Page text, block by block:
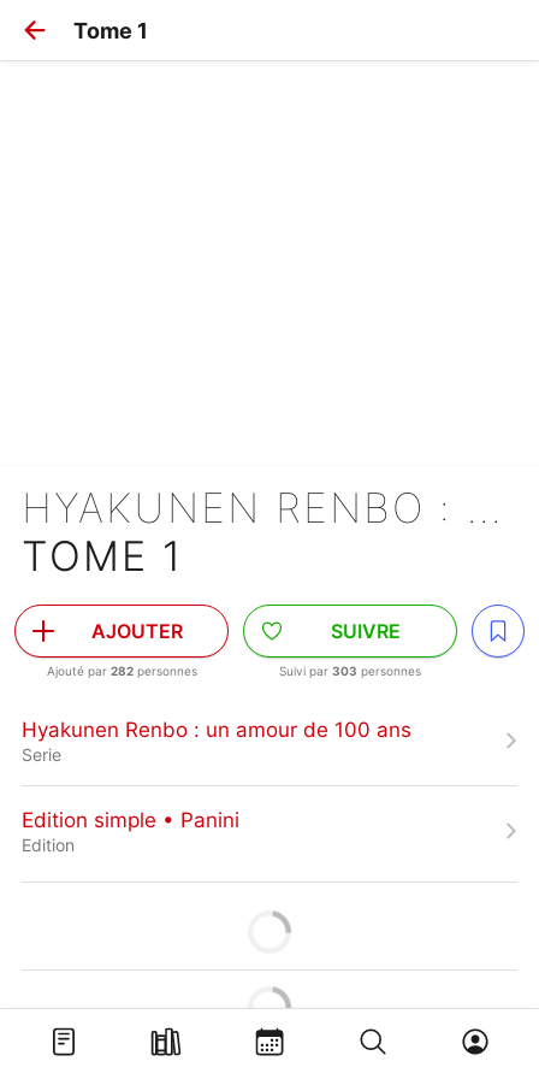
Tome 1
HYAKUNEN RENBO : UN AMOUR DE 100 ANS
TOME 1
AJOUTER
Ajouté par 282personnes
SUIVRE
Suivi par 303 personnes
Hyakunen Renbo : un amour de 100 ans
Serie
Edition simple • Panini
Edition